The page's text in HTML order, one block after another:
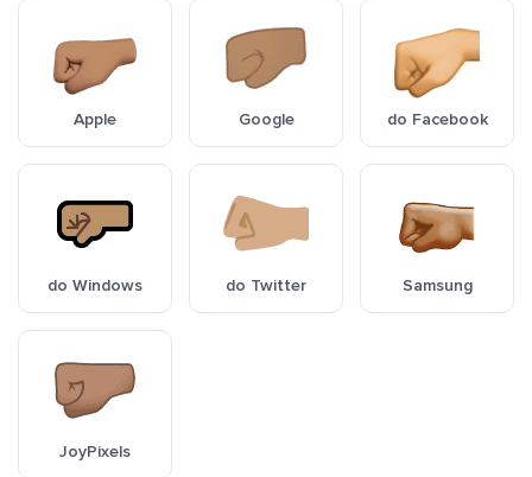
Apple Google do Facebook
do Windows do Twitter Samsung
JoyPixels